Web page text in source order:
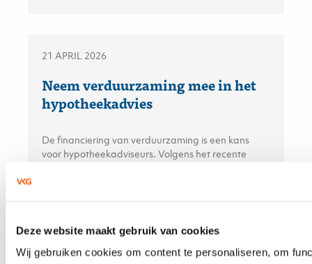
Deze website maakt gebruik van cookies
Wij gebruiken cookies om content te personaliseren, om
21 APRIL 2026
Neem verduurzaming mee in het
hypotheekadvies
De financiering van verduurzaming is een kans
voor hypotheekadviseurs. Volgens het recente